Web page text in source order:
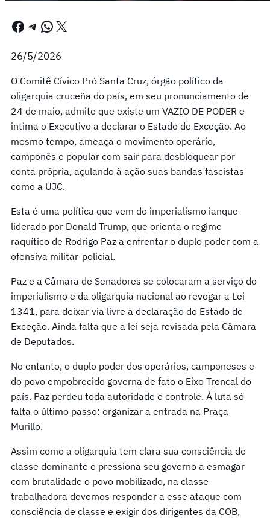
Facebook Telegram WhatsApp X
26/5/2026
O Comitê Cívico Pró Santa Cruz, órgão político da
oligarquia cruceña do país, em seu pronunciamento de
24 de maio, admite que existe um VAZIO DE PODER e
intima o Executivo a declarar o Estado de Exceção. Ao
mesmo tempo, ameaça o movimento operário,
camponês e popular com sair para desbloquear por
conta própria, açulando à ação suas bandas fascistas
como a UJC.
Esta é uma política que vem do imperialismo ianque
liderado por Donald Trump, que orienta o regime
raquítico de Rodrigo Paz a enfrentar o duplo poder com a
ofensiva militar-policial.
Paz e a Câmara de Senadores se colocaram a serviço do
imperialismo e da oligarquia nacional ao revogar a Lei
1341, para deixar via livre à declaração do Estado de
Exceção. Ainda falta que a lei seja revisada pela Câmara
de Deputados.
No entanto, o duplo poder dos operários, camponeses e
do povo empobrecido governa de fato o Eixo Troncal do
país. Paz perdeu toda autoridade e controle. À luta só
falta o último passo: organizar a entrada na Praça
Murillo.
Assim como a oligarquia tem clara sua consciência de
classe dominante e pressiona seu governo a esmagar
com brutalidade o povo mobilizado, na classe
trabalhadora devemos responder a esse ataque com
consciência de classe e exigir dos dirigentes da COB,